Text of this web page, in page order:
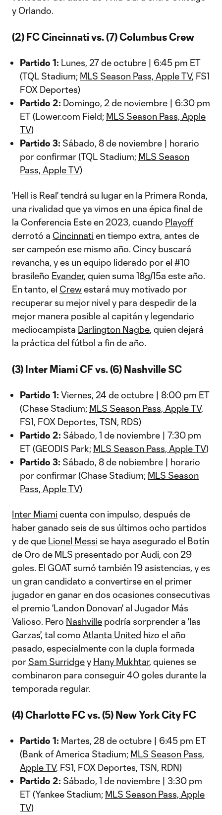
y Orlando.
(2) FC Cincinnati vs. (7) Columbus Crew
Partido 1: Lunes, 27 de octubre | 6:45 pm ET
(TQL Stadium; MLS Season Pass, Apple TV, FS1
FOX Deportes)
Partido 2: Domingo, 2 de noviembre | 6:30 pm
ET (Lower.com Field; MLS Season Pass, Apple
TV)
Partido 3: Sábado, 8 de noviembre | horario
por confirmar (TQL Stadium; MLS Season
Pass, Apple TV)
'Hell is Real' tendrá su lugar en la Primera Ronda,
una rivalidad que ya vimos en una épica final de
la Conferencia Este en 2023, cuando Playoff
derrotó a Cincinnati en tiempo extra, antes de
ser campeón ese mismo año. Cincy buscará
revancha, y es un equipo liderado por el #10
brasileño Evander, quien suma 18g/15a este año.
En tanto, el Crewestará muy motivado por
recuperar su mejor nivel y para despedir de la
mejor manera posible al capitán y legendario
mediocampista Darlington Nagbe, quien dejará
la práctica del fútbol a fin de año.
(3) Inter Miami CF vs. (6) Nashville SC
Partido 1: Viernes, 24 de octubre | 8:00 pm ET
(Chase Stadium; MLS Season Pass, Apple TV,
FS1, FOX Deportes, TSN, RDS)
Partido 2: Sábado, 1 de noviembre | 7:30 pm
ET (GEODIS Park; MLS Season Pass, Apple TV)
Partido 3: Sábado, 8 de nobiembre | horario
por confirmar (Chase Stadium; MLS Season
Pass, Apple TV)
Inter Miami cuenta con impulso, después de
haber ganado seis de sus últimos ocho partidos
y de que Lionel Messi se haya asegurado el Botín
de Oro de MLS presentado por Audi, con 29
goles. El GOAT sumó también 19 asistencias, y es
un gran candidato a convertirse en el primer
jugador en ganar en dos ocasiones consecutivas
el premio 'Landon Donovan' al Jugador Más
Valioso. Pero Nashville podría sorprender a 'las
Garzas', tal como Atlanta United hizo el año
pasado, especialmente con la dupla formada
por Sam Surridgey Hany Mukhtar, quienes se
combinaron para conseguir 40 goles durante la
temporada regular.
(4) Charlotte FC vs. (5) New York City FC
Partido 1: Martes, 28 de octubre | 6:45 pm ET
(Bank of America Stadium; MLS Season Pass,
Apple TV, FS1, FOX Deportes, TSN, RDN)
Partido 2: Sábado, 1 de noviembre | 3:30 pm
ET (Yankee Stadium; MLS Season Pass, Apple
TV)